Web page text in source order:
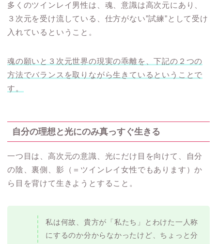
多くのツインレイ男性は、魂、意識は高次元にあり、
３次元を受け流している、仕方がない”試練”として受け
入れているということ。
魂の願いと３次元世界の現実の乖離を、下記の２つの
方法でバランスを取りながら生きているということで
す。
自分の理想と光にのみ真っすぐ生きる
一つ目は、高次元の意識、光にだけ目を向けて、自分
の陰、裏側、影（＝ツインレイ女性でもあります）か
ら目を背けて生きようとすること。
私は何故、貴方が「私たち」とわけた一人称
にするのか分からなかったけど、ちょっと分